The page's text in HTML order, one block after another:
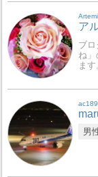
ア
ブ
ね
ま
男